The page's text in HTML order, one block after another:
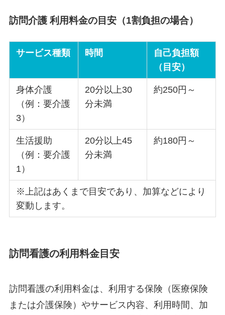
訪問介護 利用料金の目安（1割負担の場合）
サービス種類 時間
自己負担額
（目安）
身体介護
（例：要介護
3）
20分以上30
分未満
約250円～
生活援助
（例：要介護
1）
20分以上45
分未満
約180円～
※上記はあくまで目安であり、加算などにより
変動します。
訪問看護の利用料金目安
訪問看護の利用料金は、利用する保険（医療保険
または介護保険）やサービス内容、利用時間、加